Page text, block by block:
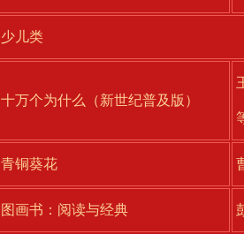
少儿类
十万个为什么（新世纪普及版）
青铜葵花
图画书：阅读与经典